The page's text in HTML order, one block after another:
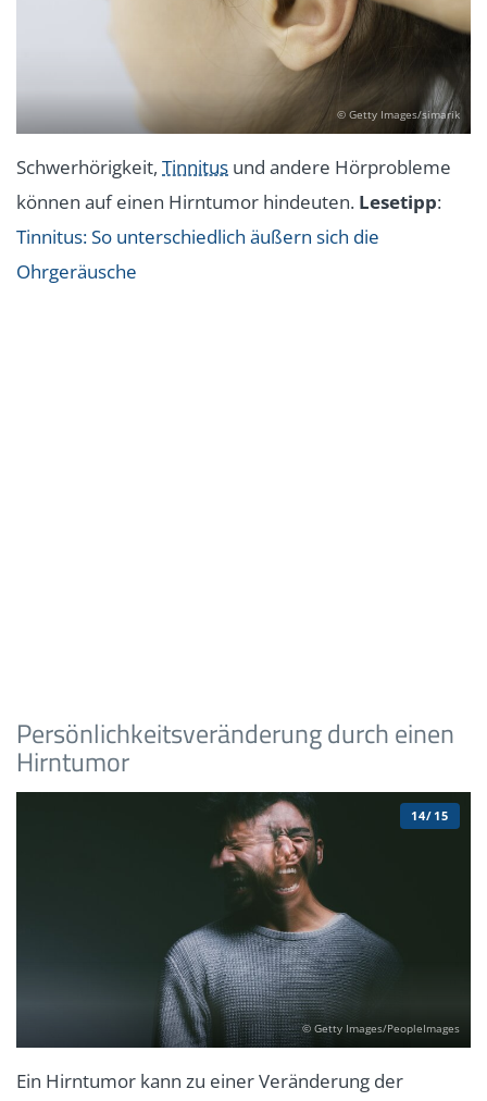
© Getty Images/simarik
Schwerhörigkeit, Tinnitus und andere Hörprobleme
können auf einen Hirntumor hindeuten. Lesetipp:
Tinnitus: So unterschiedlich äußern sich die
Ohrgeräusche
Persönlichkeitsveränderung durch einen
Hirntumor
© Getty Images/PeopleImages
14/15
Ein Hirntumor kann zu einer Veränderung der